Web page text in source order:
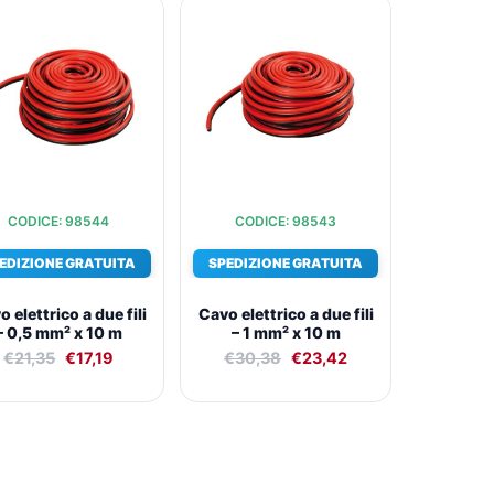
CODICE: 98544
GRATUITA
elettrico a due fili
0,5 mm² x 10 m
€21,35
era:
€21,35.
€17,19
è:
€17,19.
CODICE: 98543
SPEDIZIONE GRATUITA
Cavo elettrico a due fili
– 1 mm² x 10 m
€30,38
era:
€30,38.
€23,42
€23,42.